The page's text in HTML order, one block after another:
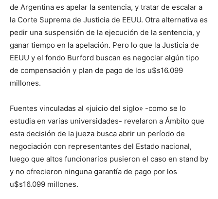
de Argentina es apelar la sentencia, y tratar de escalar a
la Corte Suprema de Justicia de EEUU. Otra alternativa es
pedir una suspensión de la ejecución de la sentencia, y
ganar tiempo en la apelación. Pero lo que la Justicia de
EEUU y el fondo Burford buscan es negociar algún tipo
de compensación y plan de pago de los u$s16.099
millones.
Fuentes vinculadas al «juicio del siglo» -como se lo
estudia en varias universidades- revelaron a Ámbito que
esta decisión de la jueza busca abrir un período de
negociación con representantes del Estado nacional,
luego que altos funcionarios pusieron el caso en stand by
y no ofrecieron ninguna garantía de pago por los
u$s16.099 millones.